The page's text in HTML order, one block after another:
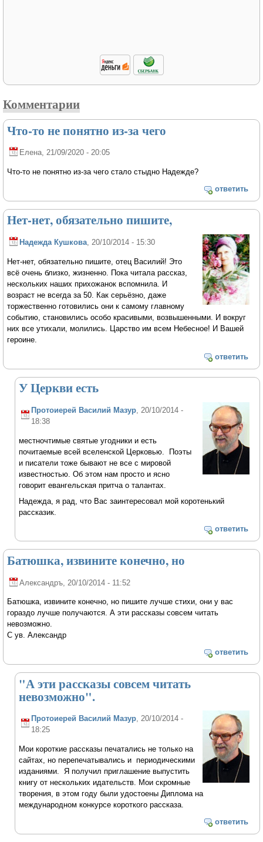
Комментарии
Что-то не понятно из-за чего
Елена, 21/09/2020 - 20:05
Что-то не понятно из-за чего стало стыдно Надежде?
ответить
Нет-нет, обязательно пишите,
Надежда Кушкова, 20/10/2014 - 15:30
Нет-нет, обязательно пишите, отец Василий! Это
всё очень близко, жизненно. Пока читала рассказ,
нескольких наших прихожанок вспомнила. И
возраст не всегда за 50. Как серьёзно, даже
торжественно готовились они к самому главному
событию, становились особо красивыми, возвышенными. И вокруг
них все утихали, молились. Царство им всем Небесное! И Вашей
героине.
ответить
У Церкви есть
Протоиерей Василий Мазур, 20/10/2014 -
18:38
местночтимые святые угодники и есть
почитаемые всей вселенской Церковью. Поэты
и писатели тоже бывают не все с мировой
известностью. Об этом нам просто и ясно
говорит евангельская притча о талантах.
Надежда, я рад, что Вас заинтересовал мой коротенький
рассказик.
ответить
Батюшка, извините конечно, но
Александръ , 20/10/2014 - 11:52
Батюшка, извините конечно, но пишите лучше стихи, они у вас
гораздо лучше получаются. А эти рассказы совсем читать
невозможно.
С ув. Александр
ответить
"А эти рассказы совсем читать
невозможно".
Протоиерей Василий Мазур, 20/10/2014 -
18:25
Мои короткие рассказы печатались не только на
сайтах, но перепечатывались и периодическими
изданиями. Я получил приглашение выпустить
книгу от нескольких идательств. Мои скромные
творения, в этом году были удостоены Диплома на
международном конкурсе короткого рассказа.
ответить